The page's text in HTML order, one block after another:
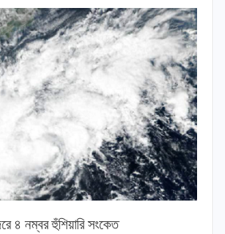
৪ নম্বর হুঁশিয়ারি সংকেত